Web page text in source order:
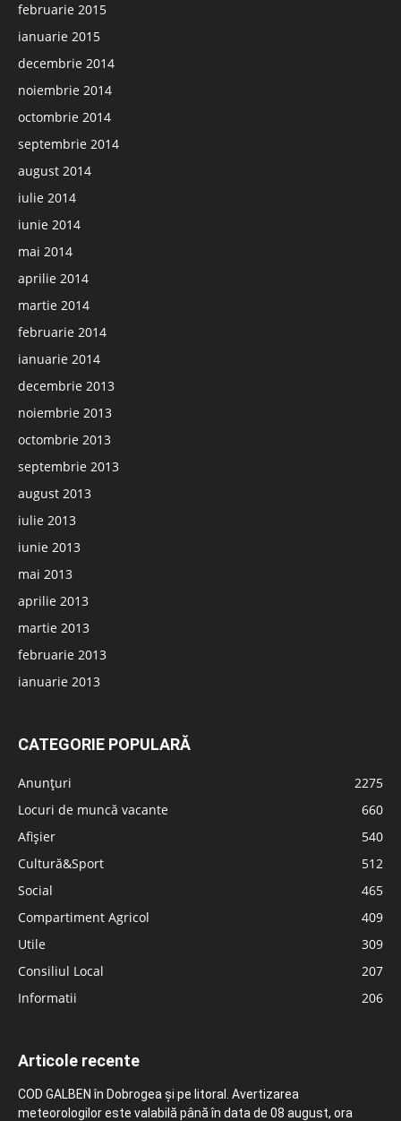
februarie 2015
ianuarie 2015
decembrie 2014
noiembrie 2014
octombrie 2014
septembrie 2014
august 2014
iulie 2014
iunie 2014
mai 2014
aprilie 2014
martie 2014
februarie 2014
ianuarie 2014
decembrie 2013
noiembrie 2013
octombrie 2013
septembrie 2013
august 2013
iulie 2013
iunie 2013
mai 2013
aprilie 2013
martie 2013
februarie 2013
ianuarie 2013
CATEGORIE POPULARĂ
Anunțuri
2275
Locuri de muncă vacante
660
Afișier
540
Cultură&Sport
512
Social
465
Compartiment Agricol
409
Utile
309
Consiliul Local
207
Informatii
206
Articole recente
COD GALBEN în Dobrogea și pe litoral. Avertizarea
meteorologilor este valabilă până în data de 08 august, ora